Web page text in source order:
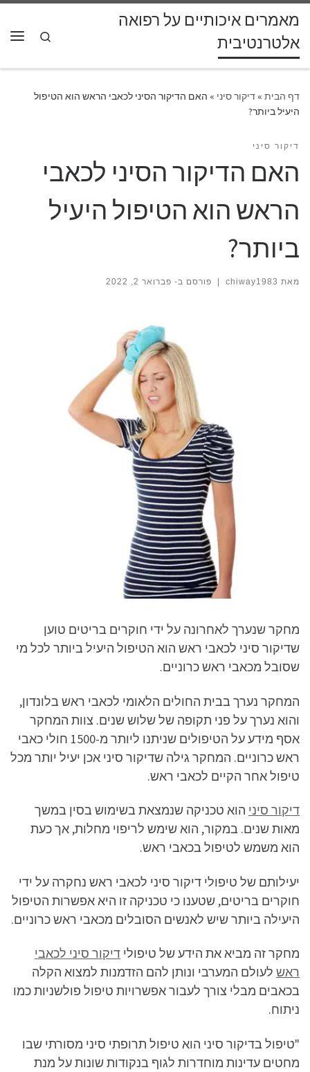
מאמרים איכותיים על רפואה
אלטרנטיבית
Search
דף הבית » דיקור סיני » האם הדיקור הסיני לכאבי הראש הוא הטיפול
היעיל ביותר?
דיקור סיני
האם הדיקור הסיני לכאבי
הראש הוא הטיפול היעיל
ביותר?
מאת chiway1983 פורסם ב- פברואר 2, 2022
מחקר שנערך לאחרונה על ידי חוקרים בריטים טוען
שדיקור סיני לכאבי ראש הוא הטיפול היעיל ביותר לכל מי
שסובל מכאבי ראש כרוניים.
המחקר נערך בבית החולים הלאומי לכאבי ראש בלונדון,
והוא נערך על פני תקופה של שלוש שנים. צוות המחקר
אסף מידע על הטיפולים שניתנו ליותר מ-1500 חולי כאבי
ראש כרוניים. המחקר גילה שדיקור סיני אכן יעיל יותר מכל
טיפול אחר הקיים לכאבי ראש.
דיקור סיני הוא טכניקה שנמצאת בשימוש בסין במשך
מאות שנים. במקור, הוא שימש לריפוי מחלות, אך כעת
הוא משמש לטיפול בכאבי ראש.
יעילותם של טיפולי דיקור סיני לכאבי ראש נחקרה על ידי
חוקרים בריטים, שטענו כי טכניקה זו היא אפשרות הטיפול
היעילה ביותר שיש לאנשים הסובלים מכאבי ראש כרוניים.
מחקר זה מביא את הידע של טיפולי דיקור סיני לכאבי
ראש לעולם המערבי ונותן להם הזדמנות למצוא הקלה
בכאבים מבלי צורך לעבור אפשרויות טיפול פולשניות כמו
ניתוח.
"טיפול בדיקור סיני הוא טיפול תרופתי סיני מסורתי שבו
מחטים עדינות מוחדרות לגוף בנקודות שונות על מנת